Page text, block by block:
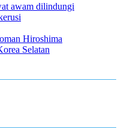
awam dilindungi
Hiroshima
Selatan